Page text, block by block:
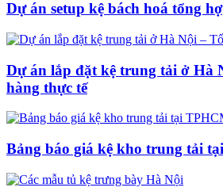
Dự án setup kệ bách hoá tổng
Dự án lắp đặt kệ trung tải ở Hà
hàng thực tế
Bảng báo giá kệ kho trung tải